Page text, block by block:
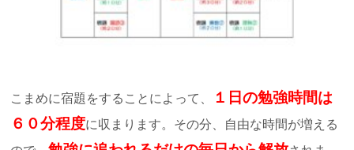
こまめに宿題をすることによって、
１日の勉強時間は
６０分程度に収まります。その分、自由な時間が増える